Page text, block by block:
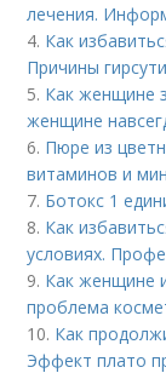
лечения.
4. Как
Причины
5. Как женщине
женщине
6. Пюре из
витаминов и
7. Ботокс 1
8. Как
условиях.
9. Как женщине
проблема
10. Как
Эффект плато